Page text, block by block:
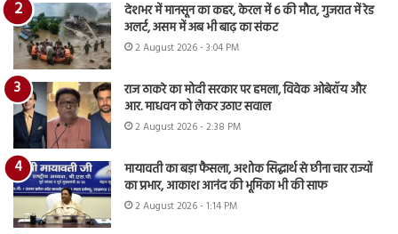
देशभर में मानसून का कहर, केरल में 6 की मौत, गुजरात में रेड
अलर्ट, असम में अब भी बाढ़ का संकट
2 August 2026 - 3:04 PM
राज ठाकरे का मोदी सरकार पर हमला, विवेक ओबेरॉय और
आर. माधवन को लेकर उठाए सवाल
2 August 2026 - 2:38 PM
मायावती का बड़ा फैसला, अशोक सिद्धार्थ से छीना चार राज्यों
का प्रभार, आकाश आनंद की भूमिका भी की साफ
2 August 2026 - 1:14 PM